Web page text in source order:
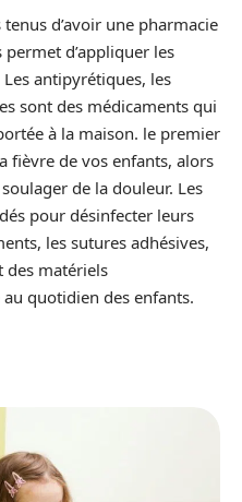
d’avoir une pharmacie
d’appliquer les
antipyrétiques, les
sont des médicaments qui
à la maison. le premier
fièvre de vos enfants, alors
de la douleur. Les
pour désinfecter leurs
les sutures adhésives,
des matériels
quotidien des enfants.